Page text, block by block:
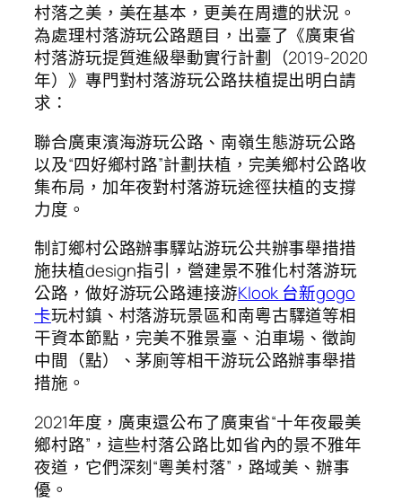
村落之美，美在基本，更美在周遭的狀況。
為處理村落游玩公路題目，出臺了《廣東省
村落游玩提質進級舉動實行計劃（2019-2020
年）》專門對村落游玩公路扶植提出明白請
求：
聯合廣東濱海游玩公路、南嶺生態游玩公路
以及“四好鄉村路”計劃扶植，完美鄉村公路收
集布局，加年夜對村落游玩途徑扶植的支撐
力度。
制訂鄉村公路辦事驛站游玩公共辦事舉措措
施扶植design指引，營建景不雅化村落游玩
公路，做好游玩公路連接游Klook 台新gogo
卡玩村鎮、村落游玩景區和南粵古驛道等相
干資本節點，完美不雅景臺、泊車場、徵詢
中間（點）、茅廁等相干游玩公路辦事舉措
措施。
2021年度，廣東還公布了廣東省“十年夜最美
鄉村路”，這些村落公路比如省內的景不雅年
夜道，它們深刻“粵美村落”，路域美、辦事
優。